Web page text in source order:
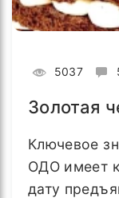
5037
Золотая
Ключевое
ОДО имеет
дату